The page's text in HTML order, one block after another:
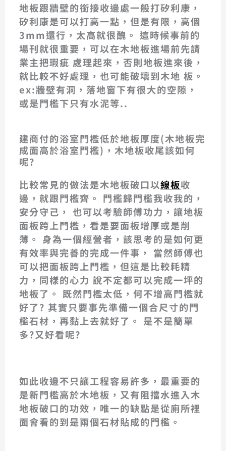
地板跟牆壁的銜接收邊處一般打矽利康，
矽利康是可以打高一點，但是有限，高個
3mm還行，太高就很醜。 這時候事前的
場刊就很重要，可以在木地板進場前先請
業主把瑕疵 處理起來，否則地板進來後，
就比較不好處理，也可能破壞到木地 板。
ex:牆壁有洞，落地窗下有很大的空隙，
或是門檻下只有水泥等..
建商付的浴室門檻低於地板厚度(木地板完
成面高於浴室門檻)，木地板收尾該如何
呢?
比較常見的做法是木地板破口以線板收
邊，就跟門檻齊。 門檻歸門檻我收我的，
安分守己， 也可以考驗師傅功力，讓地板
面板跨上門檻，看是要面板增厚或是削
薄。 身為一個經營者，該思考的是如何更
有效率與完善的完成一件事， 當然師傅也
可以把面板跨上門檻，但這是比較耗精
力，同樣的心力 說不定都可以完成一坪的
地板了。 既然門檻太低，何不增高門檻就
好了? 其實只要事先準備一個合尺寸的門
檻石材，再黏上去就好了。 是不是簡單
多?又好看呢?
新門檻未貼上，舊門檻低於木地板
新門檻貼上
再貼一個門檻高於地板水曲橡木地板
如此收邊不只讓工程容易許多，最重要的
是新門檻高於木地板，又有阻擋水進入木
地板破口的功效，唯一的缺點是從廁所裡
面會看的到是兩個石材貼成的門檻。